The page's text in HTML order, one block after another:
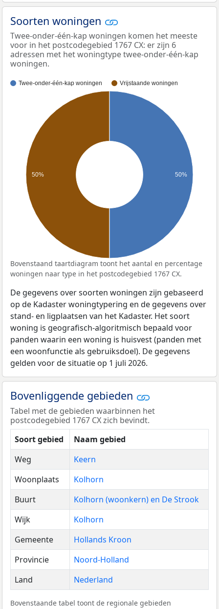
Soorten woningen
Twee-onder-één-kap woningen komen het meeste
voor in het postcodegebied 1767 CX: er zijn 6
adressen met het woningtype twee-onder-één-kap
woningen.
Twee-onder-één-kap woningen Vrijstaande woningen
50% 50%
Bovenstaand taartdiagram toont het aantal en percentage
woningen naar type in het postcodegebied 1767 CX.
De gegevens over soorten woningen zijn gebaseerd
op de Kadaster woningtypering en de gegevens over
stand- en ligplaatsen van het Kadaster. Het soort
woning is geografisch-algoritmisch bepaald voor
panden waarin een woning is huisvest (panden met
een woonfunctie als gebruiksdoel). De gegevens
gelden voor de situatie op 1 juli 2026.
Bovenliggende gebieden
Tabel met de gebieden waarbinnen het
postcodegebied 1767 CX zich bevindt.
Soort gebied
Naam gebied
Weg
Keern
Woonplaats
Kolhorn
Buurt
Kolhorn (woonkern) en De Strook
Wijk
Kolhorn
Gemeente
Hollands Kroon
Provincie
Noord-Holland
Land
Nederland
Bovenstaande tabel toont de regionale gebieden